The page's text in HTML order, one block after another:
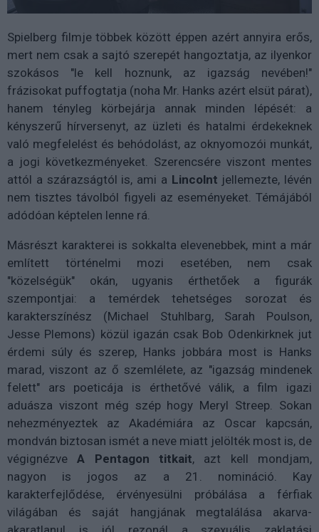
Spielberg filmje többek között éppen azért annyira erős,
mert nem csak a sajtó szerepét hangoztatja, az ilyenkor
szokásos "le kell hoznunk, az igazság nevében!"
frázisokat puffogtatja (noha Mr. Hanks azért elsüt párat),
hanem tényleg körbejárja annak minden lépését: a
kényszerű hírversenyt, az üzleti és hatalmi érdekeknek
való megfelelést és behódolást, az oknyomozói munkát,
a jogi következményeket. Szerencsére viszont mentes
attól a szárazságtól is, ami a Lincolnt jellemezte, lévén
nem tisztes távolból figyeli az eseményeket. Témájából
adódóan képtelen lenne rá.
Másrészt karakterei is sokkalta elevenebbek, mint a már
említett történelmi mozi esetében, nem csak
"közelségük" okán, ugyanis érthetőek a figurák
szempontjai: a temérdek tehetséges sorozat és
karakterszínész (Michael Stuhlbarg, Sarah Poulson,
Jesse Plemons) közül igazán csak Bob Odenkirknek jut
érdemi súly és szerep, Hanks jobbára most is Hanks
marad, viszont az ő szemlélete, az "igazság mindenek
felett" ars poeticája is érthetővé válik, a film igazi
aduásza viszont még szép hogy Meryl Streep. Sokan
nehezményeztek az Akadémiára az Oscar kapcsán,
mondván biztosan ismét a neve miatt jelölték most is, de
végignézveA Pentagon titkait, azt kell mondjam,
nagyon is jogos az a 21. nomináció. Kay
karakterfejlődése, érvényesülni próbálása a férfiak
világában és saját hangjának megtalálása akarva-